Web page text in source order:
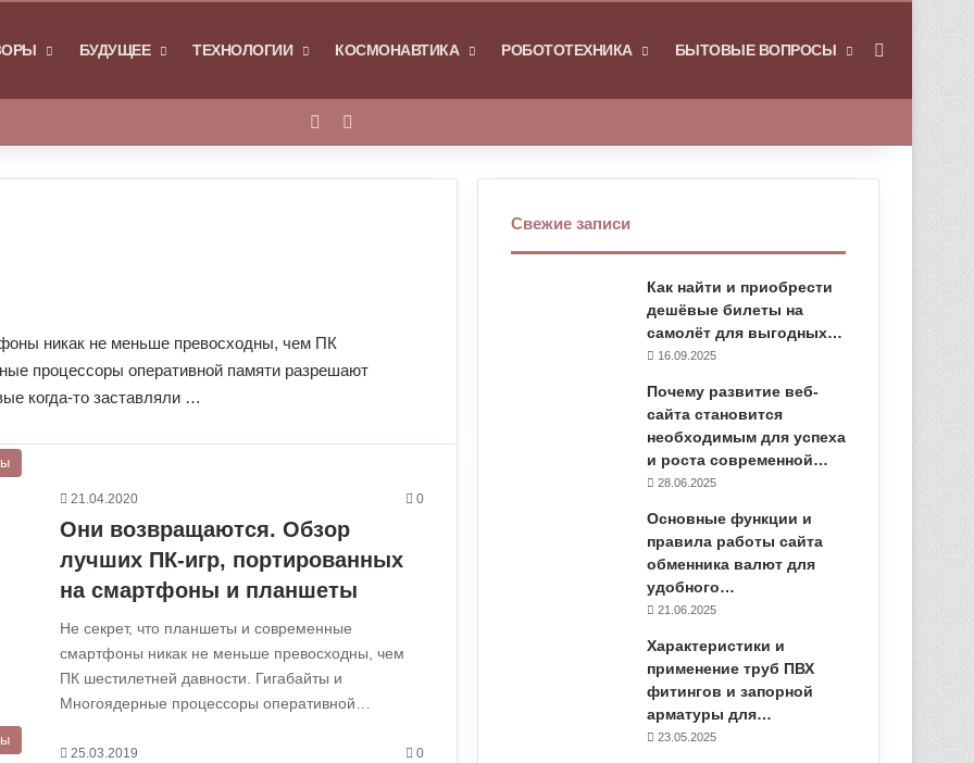
БУДУЩЕЕ ТЕХНОЛОГИИ КОСМОНАВТИКА РОБОТОТЕХНИКА БЫТОВЫЕ ВОПРОСЫ Искать
Войти
никак не меньше превосходны, чем ПК
процессоры оперативной памяти разрешают
когда-то заставляли …
21.04.2020 0
Они возвращаются. Обзор
лучших ПК-игр, портированных
на смартфоны и планшеты
Не секрет, что планшеты и современные
смартфоны никак не меньше превосходны, чем
ПК шестилетней давности. Гигабайты и
Многоядерные процессоры оперативной…
25.03.2019 0
Свежие записи
Как найти и приобрести
дешёвые билеты на
самолёт для выгодных…
16.09.2025
Почему развитие веб-
сайта становится
необходимым для успеха
и роста современной…
28.06.2025
Основные функции и
правила работы сайта
обменника валют для
удобного…
21.06.2025
Характеристики и
применение труб ПВХ
фитингов и запорной
арматуры для…
23.05.2025